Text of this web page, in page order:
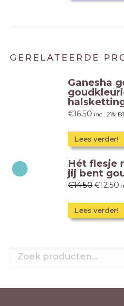
GERELATEERDE
Ganesha
€16.50 incl. 21%
Lees verder!
Hét flesje
jij bent
€14.50 €12.50
Lees verder!